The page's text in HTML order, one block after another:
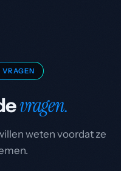
vragen.
weten voordat ze